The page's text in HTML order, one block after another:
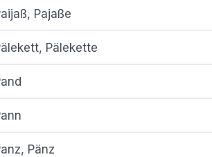
Pajaße
Pälekette
Pänz